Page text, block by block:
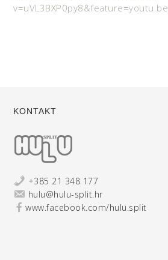
v=uVL3BXP0py8&feature=youtu.be
KONTAKT
+385 21 348 177
hulu@hulu-split.hr
www.facebook.com/hulu.split